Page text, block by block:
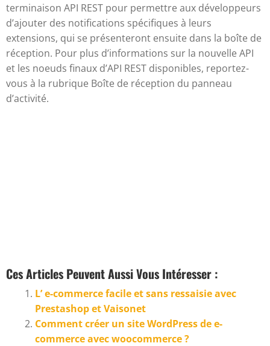
terminaison API REST pour permettre aux développeurs
d’ajouter des notifications spécifiques à leurs
extensions, qui se présenteront ensuite dans la boîte de
réception. Pour plus d’informations sur la nouvelle API
et les noeuds finaux d’API REST disponibles, reportez-
vous à la rubrique Boîte de réception du panneau
d’activité.
Ces Articles Peuvent Aussi Vous Intéresser :
L’ e-commerce facile et sans ressaisie avec
Prestashop et Vaisonet
Comment créer un site WordPress de e-
commerce avec woocommerce ?